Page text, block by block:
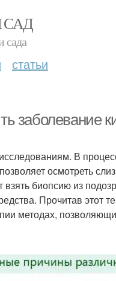
САД
сада
статьи
заболевание
В
осмотреть
биопсию из
Прочитав этот
методах,